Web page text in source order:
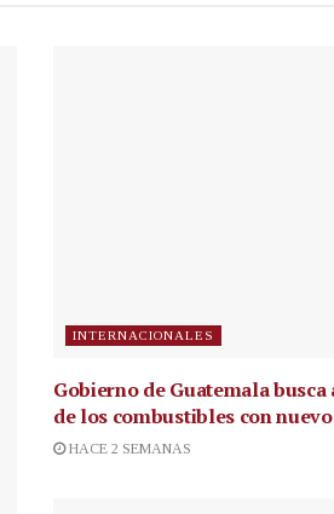
INTERNACIONALES
Gobierno de Guatemala
de los combustibles con
HACE 2 SEMANAS